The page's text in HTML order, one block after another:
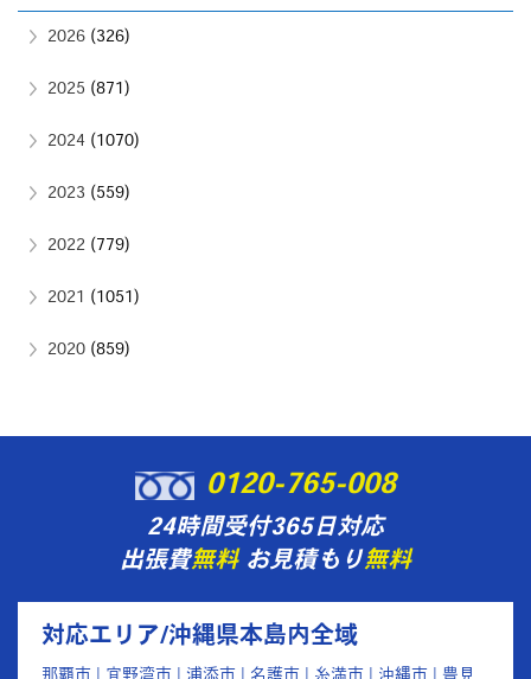
2026 (326)
2025 (871)
2024 (1070)
2023 (559)
2022 (779)
2021 (1051)
2020 (859)
0120-765-008
24時間受付365日対応
出張費無料お見積もり無料
対応エリア/沖縄県本島内全域